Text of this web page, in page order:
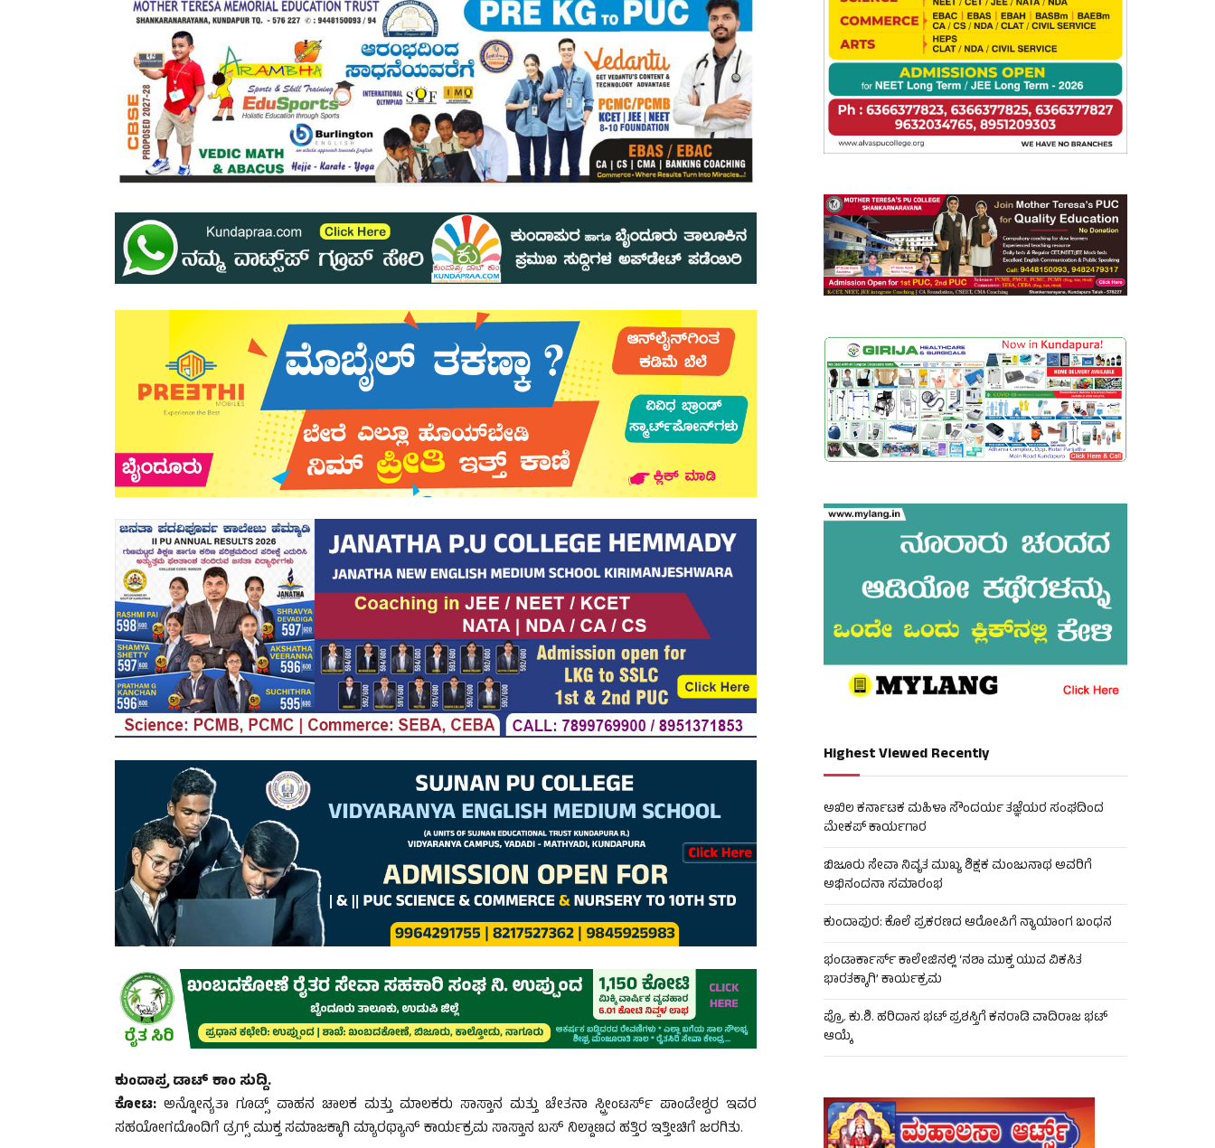
ಕುಂದಾಪ್ರ ಡಾಟ್‌ ಕಾಂ ಸುದ್ದಿ.
ಕೋಟ: ಅನ್ನೋನ್ಯತಾ ಗೂಡ್ಸ್ ವಾಹನ ಚಾಲಕ ಮತ್ತು ಮಾಲಕರು ಸಾಸ್ತಾನ ಮತ್ತು ಚೇತನಾ ಸ್ಪ್ರೀಂಟರ್ಸ್ ಪಾಂಡೇಶ್ವರ ಇವರ
ಸಹಯೋಗದೊಂದಿಗೆ ಡ್ರಗ್ಸ್ ಮುಕ್ತ ಸಮಾಜಕ್ಕಾಗಿ ಮ್ಯಾರಥ್ಯಾನ್ ಕಾರ್ಯಕ್ರಮ ಸಾಸ್ತಾನ ಬಸ್ ನಿಲ್ದಾಣದ ಹತ್ತಿರ ಇತ್ತೀಚಿಗೆ ಜರಗಿತು.
Highest Viewed Recently
ಅಖಿಲ ಕರ್ನಾಟಕ ಮಹಿಳಾ ಸೌಂದರ್ಯ ತಜ್ಞೆಯರ ಸಂಘದಿಂದ
ಮೇಕಪ್ ಕಾರ್ಯಗಾರ
ಬಿಜೂರು ಸೇವಾ ನಿವೃತ ಮುಖ್ಯ ಶಿಕ್ಷಕ ಮಂಜುನಾಥ ಅವರಿಗೆ
ಅಭಿನಂದನಾ ಸಮಾರಂಭ
ಕುಂದಾಪುರ: ಕೊಲೆ ಪ್ರಕರಣದ ಆರೋಪಿಗೆ ನ್ಯಾಯಾಂಗ ಬಂಧನ
ಭಂಡಾರ್ಕಾರ್ಸ್ ಕಾಲೇಜಿನಲ್ಲಿ ‘ನಶಾ ಮುಕ್ತ ಯುವ ವಿಕಸಿತ
ಭಾರತಕ್ಕಾಗಿ’ ಕಾರ್ಯಕ್ರಮ
ಪ್ರೊ. ಕು.ಶಿ. ಹರಿದಾಸ ಭಟ್ ಪ್ರಶಸ್ತಿಗೆ ಕನರಾಡಿ ವಾದಿರಾಜ ಭಟ್
ಆಯ್ಕೆ